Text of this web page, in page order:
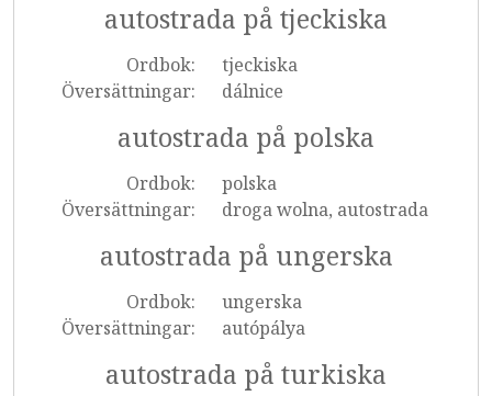
autostrada på tjeckiska
Ordbok:
tjeckiska
Översättningar:
dálnice
autostrada på polska
Ordbok:
polska
Översättningar:
droga wolna, autostrada
autostrada på ungerska
Ordbok:
ungerska
Översättningar:
autópálya
autostrada på turkiska